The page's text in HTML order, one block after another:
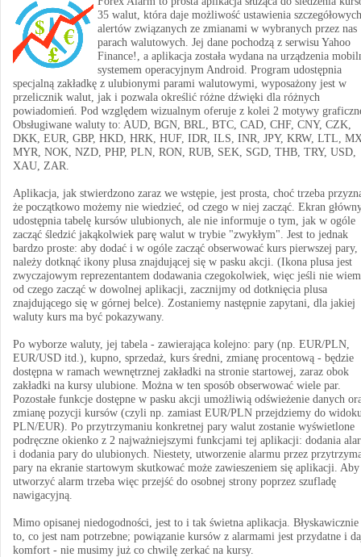
35 walut, która daje możliwość ustawienia szczegółowych
alertów związanych ze zmianami w wybranych przez nas
parach walutowych. Jej dane pochodzą z serwisu Yahoo
Finance!, a aplikacja została wydana na urządzenia
systemem operacyjnym Android. Program udostępnia
specjalną zakładkę z ulubionymi parami walutowymi, wyposażony jest w
przelicznik walut, jak i pozwala określić różne dźwięki dla różnych
powiadomień. Pod względem wizualnym oferuje z kolei 2 motywy
Obsługiwane waluty to: AUD, BGN, BRL, BTC, CAD, CHF, CNY, CZK,
DKK, EUR, GBP, HKD, HRK, HUF, IDR, ILS, INR, JPY, KRW, LTL,
MYR, NOK, NZD, PHP, PLN, RON, RUB, SEK, SGD, THB, TRY, USD,
XAU, ZAR.
Aplikacja, jak stwierdzono zaraz we wstępie, jest prosta, choć trzeba
że początkowo możemy nie wiedzieć, od czego w niej zacząć. Ekran
udostępnia tabelę kursów ulubionych, ale nie informuje o tym, jak w ogóle
zacząć śledzić jakąkolwiek parę walut w trybie "zwykłym". Jest to jednak
bardzo proste: aby dodać i w ogóle zacząć obserwować kurs pierwszej pary,
należy dotknąć ikony plusa znajdującej się w pasku akcji. (Ikona plusa jest
zwyczajowym reprezentantem dodawania czegokolwiek, więc jeśli nie
od czego zacząć w dowolnej aplikacji, zacznijmy od dotknięcia plusa
znajdującego się w górnej belce). Zostaniemy następnie zapytani, dla jakiej
waluty kurs ma być pokazywany.
Po wyborze waluty, jej tabela - zawierająca kolejno: pary (np. EUR/PLN,
EUR/USD itd.), kupno, sprzedaż, kurs średni, zmianę procentową - będzie
dostępna w ramach wewnętrznej zakładki na stronie startowej, zaraz obok
zakładki na kursy ulubione. Można w ten sposób obserwować wiele par.
Pozostałe funkcje dostępne w pasku akcji umożliwią odświeżenie danych
zmianę pozycji kursów (czyli np. zamiast EUR/PLN przejdziemy do
PLN/EUR). Po przytrzymaniu konkretnej pary walut zostanie wyświetlone
podręczne okienko z 2 najważniejszymi funkcjami tej aplikacji: dodania
i dodania pary do ulubionych. Niestety, utworzenie alarmu przez
pary na ekranie startowym skutkować może zawieszeniem się aplikacji. Aby
utworzyć alarm trzeba więc przejść do osobnej strony poprzez szufladę
nawigacyjną.
Mimo opisanej niedogodności, jest to i tak świetna aplikacja. Błyskawicznie
to, co jest nam potrzebne; powiązanie kursów z alarmami jest przydatne i
komfort - nie musimy już co chwilę zerkać na kursy.